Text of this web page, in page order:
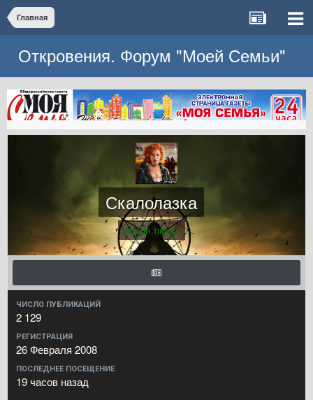
Главная
Откровения. Форум "Моей Семьи"
Скалолазка
Наши люди
ЧИСЛО ПУБЛИКАЦИЙ
2 129
РЕГИСТРАЦИЯ
26 Февраля 2008
ПОСЛЕДНЕЕ ПОСЕЩЕНИЕ
19 часов назад